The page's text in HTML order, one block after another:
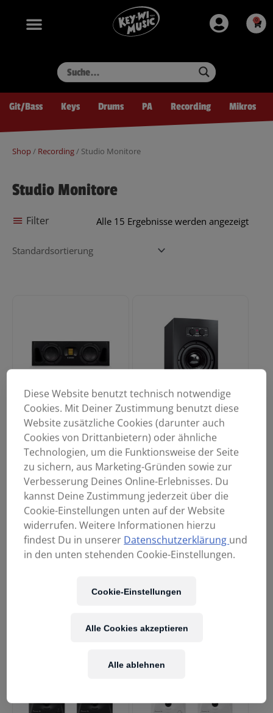
springen
0
Git/Bass Keys Drums PA Recording Mikros
Shop/ Recording/ Studio Monitore
Studio Monitore
Filter Alle 15 Ergebnisse werden angezeigt
ADAM Audio A44H
555,00€
ADAM AUDIO SUB8 -
Austellungsstück-
499,00€
Akt.Subwoofer
BT-W/Paar
Diese Website benutzt technisch notwendige
Cookies. Mit Deiner Zustimmung benutzt diese
Website zusätzliche Cookies (darunter auch
Cookies von Drittanbietern) oder ähnliche
Technologien, um die Funktionsweise der Seite
zu sichern, aus Marketing-Gründen sowie zur
Verbesserung Deines Online-Erlebnisses. Du
kannst Deine Zustimmung jederzeit über die
Cookie-Einstellungen unten auf der Website
widerrufen. Weitere Informationen hierzu
findest Du in unserer Datenschutzerklärung und
in den unten stehenden Cookie-Einstellungen.
Cookie-Einstellungen
Alle ablehnen
Alle Cookies akzeptieren